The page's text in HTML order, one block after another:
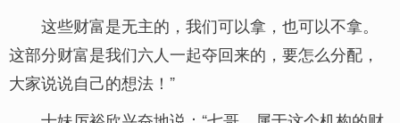
这些财富是无主的，我们可以拿，也可以不拿。
这部分财富是我们六人一起夺回来的，要怎么分配，
大家说说自己的想法！”